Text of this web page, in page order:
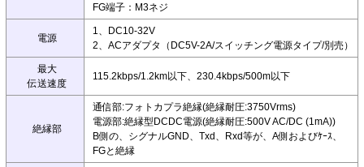
FG端子：M3ネジ
電源
1、DC10-32V
2、ACアダプタ（DC5V-2A/スイッチング電源タイプ/別売）
最大
伝送速度
115.2kbps/1.2km以下、230.4kbps/500m以下
絶縁部
通信部:フォトカプラ絶縁(絶縁耐圧:3750Vrms)
電源部:絶縁型DCDC電源(絶縁耐圧:500V AC/DC (1mA))
B側の、シグナルGND、Txd、Rxd等が、A側およびｹｰｽ、
FGと絶縁